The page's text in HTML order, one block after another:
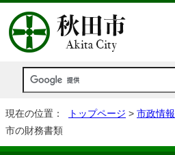
現在の位置： トップページ > 市政情報
市の財務書類